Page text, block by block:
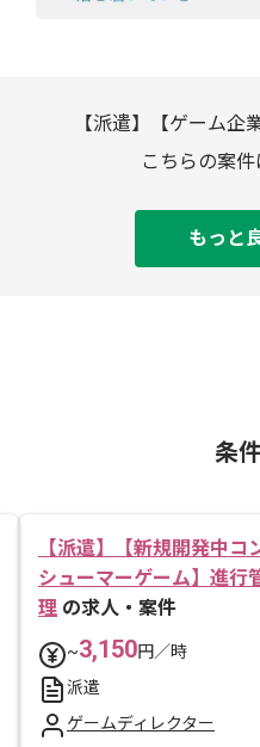
【派遣】【ゲーム
こちらの案
もっと
条
【派遣】【新規開発中コ
シューマーゲーム】進行
理 の求人・案件
~3,150円／時
派遣
ゲームディレクター